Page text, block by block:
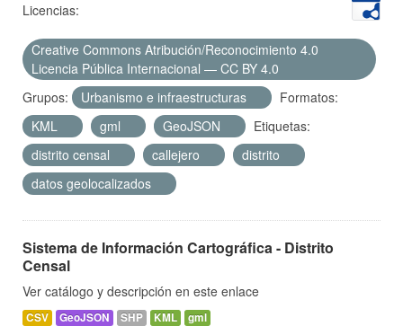
Licencias:
Creative Commons Atribución/Reconocimiento 4.0
Licencia Pública Internacional — CC BY 4.0
Grupos:
Urbanismo e infraestructuras
Formatos:
KML
gml GeoJSON
Etiquetas:
distrito censal
callejero
distrito
datos geolocalizados
Sistema de Información Cartográfica - Distrito
Censal
Ver catálogo y descripción en este enlace
CSV GeoJSON SHP KML gml